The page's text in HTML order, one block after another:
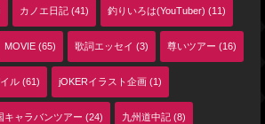
カノエ日記 (41) 釣りいろは(YouTuber) (11)
MOVIE (65) 歌詞エッセイ (3) 尊いツアー (16)
ル (61) jOKERイラスト企画 (1)
キャラバンツアー (24) 九州道中記 (8)